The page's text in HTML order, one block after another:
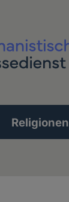
Religionen